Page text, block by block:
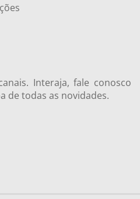
Interaja, fale conosco
de todas as novidades.